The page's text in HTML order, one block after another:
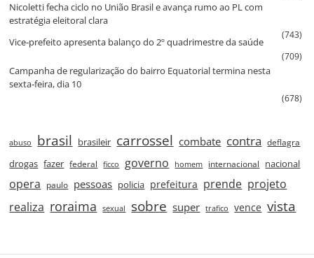
Nicoletti fecha ciclo no União Brasil e avança rumo ao PL com
estratégia eleitoral clara
(743)
Vice‑prefeito apresenta balanço do 2º quadrimestre da saúde
(709)
Campanha de regularização do bairro Equatorial termina nesta
sexta‑feira, dia 10
(678)
abuso brasil brasileir carrossel combate contra deflagra
drogas fazer federal ficco governo homem internacional nacional
opera paulo pessoas policia prefeitura prende projeto
realiza roraima sexual sobre super trafico vence vista